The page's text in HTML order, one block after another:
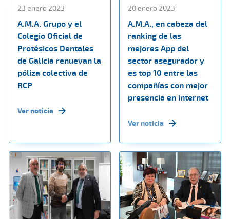
23 enero 2023
A.M.A. Grupo y el
Colegio Oficial de
Protésicos Dentales
de Galicia renuevan la
póliza colectiva de
RCP
Ver noticia
20 enero 2023
A.M.A., en cabeza del
ranking de las
mejores App del
sector asegurador y
es top 10 entre las
compañías con mejor
presencia en internet
Ver noticia